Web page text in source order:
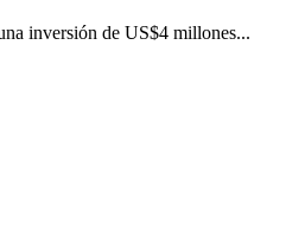
inversión de US$4 millones...